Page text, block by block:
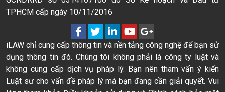
TPHCM cấp ngày 10/11/2016
iLAW chỉ cung cấp thông tin và nền tảng công nghệ để bạn sử
dụng thông tin đó. Chúng tôi không phải là công ty luật và
không cung cấp dịch vụ pháp lý. Bạn nên tham vấn ý kiến
Luật sư cho vấn đề pháp lý mà bạn đang cần giải quyết. Vui